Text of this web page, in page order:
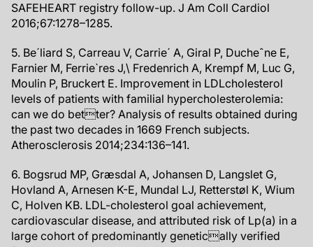
SAFEHEART registry follow-up. J Am Coll Cardiol
2016;67:1278–1285.
5. Be´liard S, Carreau V, Carrie´ A, Giral P, Ducheˆne E,
Farnier M, Ferrie`res J,\ Fredenrich A, Krempf M, Luc G,
Moulin P, Bruckert E. Improvement in LDLcholesterol
levels of patients with familial hypercholesterolemia:
can we do better? Analysis of results obtained during
the past two decades in 1669 French subjects.
Atherosclerosis 2014;234:136–141.
6. Bogsrud MP, Græsdal A, Johansen D, Langslet G,
Hovland A, Arnesen K-E, Mundal LJ, Retterstøl K, Wium
C, Holven KB. LDL-cholesterol goal achievement,
cardiovascular disease, and attributed risk of Lp(a) in a
large cohort of predominantly genetically verified